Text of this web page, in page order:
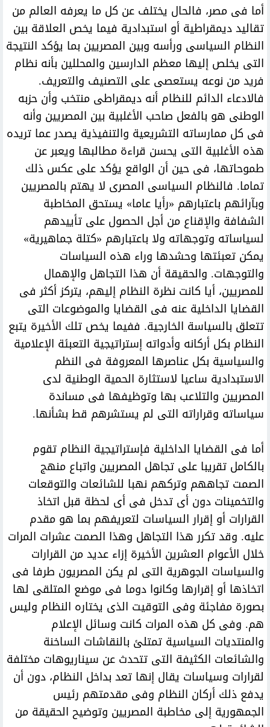
أما فى مصر، فالحال يختلف عن كل ما يعرفه العالم من
تقاليد ديمقراطية أو استبدادية فيما يخص العلاقة بين
النظام السياسى ورأسه وبين المصريين بما يؤكد النتيجة
التى يخلص إليها معظم الدارسين والمحللين بأنه نظام
فريد من نوعه يستعصى على التصنيف والتعريف.
فالادعاء الدائم للنظام أنه ديمقراطى منتخب وأن حزبه
الوطنى هو بالفعل صاحب الأغلبية بين المصريين وأنه
فى كل ممارساته التشريعية والتنفيذية يصدر عما تريده
هذه الأغلبية التى يحسن قراءة مطالبها ويعبر عن
طموحاتها، فى حين أن الواقع يؤكد على عكس ذلك
تماما. فالنظام السياسى المصرى لا يهتم بالمصريين
وبآرائهم باعتبارهم «رأيا عاما» يستحق المخاطبة
الشفافة والإقناع من أجل الحصول على تأييدهم
لسياساته وتوجهاته ولا باعتبارهم «كتلة جماهيرية»
يمكن تعبئتها وحشدها وراء هذه السياسات
والتوجهات. والحقيقة أن هذا التجاهل والإهمال
للمصريين، أيا كانت نظرة النظام إليهم، يتركز أكثر فى
القضايا الداخلية عنه فى القضايا والموضوعات التى
تتعلق بالسياسة الخارجية. ففيما يخص تلك الأخيرة يتبع
النظام بكل أركانه وأدواته إستراتيجية التعبئة الإعلامية
والسياسية بكل عناصرها المعروفة فى النظم
الاستبدادية ساعيا لاستثارة الحمية الوطنية لدى
المصريين والتلاعب بها وتوظيفها فى مساندة
سياساته وقراراته التى لم يستشرهم قط بشأنها.
أما فى القضايا الداخلية فإستراتيجية النظام تقوم
بالكامل تقريبا على تجاهل المصريين واتباع منهج
الصمت تجاههم وتركهم نهبا للشائعات والتوقعات
والتخمينات دون أى تدخل فى أى لحظة قبل اتخاذ
القرارات أو إقرار السياسات لتعريفهم بما هو مقدم
عليه. وقد تكرر هذا التجاهل وهذا الصمت عشرات المرات
خلال الأعوام العشرين الأخيرة إزاء عديد من القرارات
والسياسات الجوهرية التى لم يكن المصريون طرفا فى
اتخاذها أو إقرارها وكانوا دوما فى موضع المتلقى لها
بصورة مفاجئة وفى التوقيت الذى يختاره النظام وليس
هم. وفى كل هذه المرات كانت وسائل الإعلام
والمنتديات السياسية تمتلئ بالنقاشات الساخنة
والشائعات الكثيفة التى تتحدث عن سيناريوهات مختلفة
لقرارات وسياسات يقال إنها تعد بداخل النظام، دون أن
يدفع ذلك أركان النظام وفى مقدمتهم رئيس
الجمهورية إلى مخاطبة المصريين وتوضيح الحقيقة من